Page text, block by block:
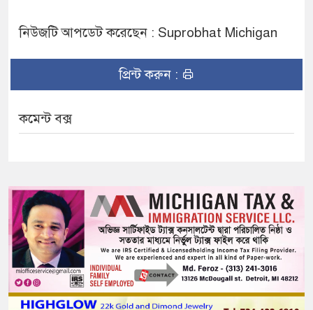
নিউজটি আপডেট করেছেন : Suprobhat Michigan
প্রিন্ট করুন :
কমেন্ট বক্স